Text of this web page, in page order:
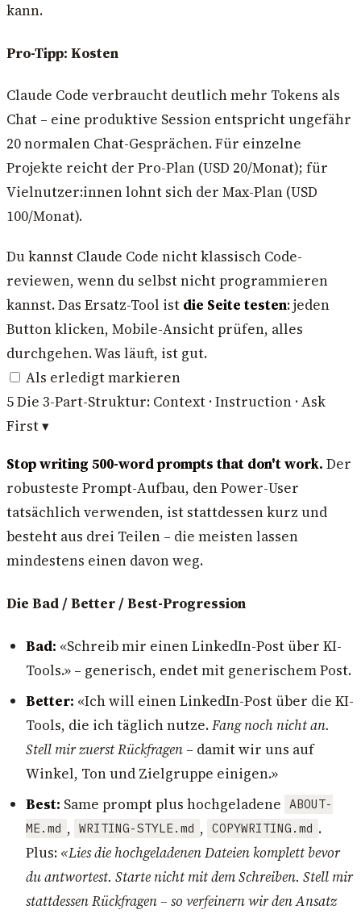
kann.
Pro-Tipp: Kosten
Claude Code verbraucht deutlich mehr Tokens als
Chat – eine produktive Session entspricht ungefähr
20 normalen Chat-Gesprächen. Für einzelne
Projekte reicht der Pro-Plan (USD 20/Monat); für
Vielnutzer:innen lohnt sich der Max-Plan (USD
100/Monat).
Du kannst Claude Code nicht klassisch Code-
reviewen, wenn du selbst nicht programmieren
kannst. Das Ersatz-Tool ist die Seite testen: jeden
Button klicken, Mobile-Ansicht prüfen, alles
durchgehen. Was läuft, ist gut.
Als erledigt markieren
5Die 3-Part-Struktur: Context · Instruction · Ask
First▾
Stop writing 500-word prompts that don't work. Der
robusteste Prompt-Aufbau, den Power-User
tatsächlich verwenden, ist stattdessen kurz und
besteht aus drei Teilen – die meisten lassen
mindestens einen davon weg.
Die Bad / Better / Best-Progression
Bad: «Schreib mir einen LinkedIn-Post über KI-
Tools.» – generisch, endet mit generischem Post.
Better: «Ich will einen LinkedIn-Post über die KI-
Tools, die ich täglich nutze.Fang noch nicht an.
Stell mir zuerst Rückfragen – damit wir uns auf
Winkel, Ton und Zielgruppe einigen.»
Best: Same prompt plus hochgeladene ABOUT-
ME.md , WRITING-STYLE.md , COPYWRITING.md .
Plus: «Lies die hochgeladenen Dateien komplett bevor
du antwortest. Starte nicht mit dem Schreiben. Stell mir
stattdessen Rückfragen – so verfeinern wir den Ansatz